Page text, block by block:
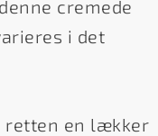
cremede
i det
retten en lækker